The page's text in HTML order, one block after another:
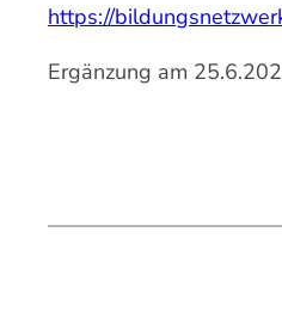
https://
Ergänzung am